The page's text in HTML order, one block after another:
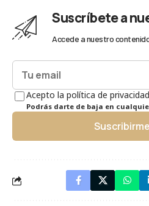
Suscríbete a
Accede a nuestro
Acepto la política de
Podrás darte de baja en